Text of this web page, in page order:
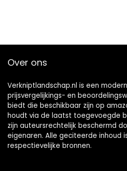
Over ons
Verkniptlandschap.nl is een
prijsvergelijkings- en
biedt die beschikbaar zijn op
houdt via de laatst toegevoegde
zijn auteursrechtelijk beschermd
eigenaren. Alle geciteerde inhoud
respectievelijke bronnen.